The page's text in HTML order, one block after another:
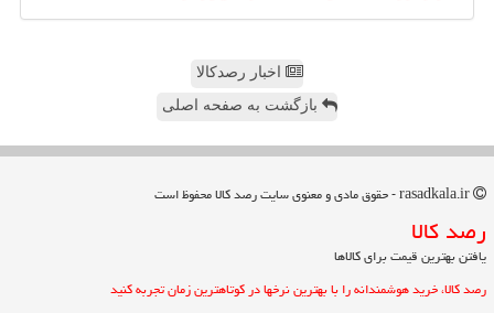
اخبار رصدکالا
بازگشت به صفحه اصلی
رصد كالا
یافتن بهترین قیمت برای کالاها
رصد کالا، خرید هوشمندانه را با بهترین نرخها در کوتاهترین زمان تجربه کنید